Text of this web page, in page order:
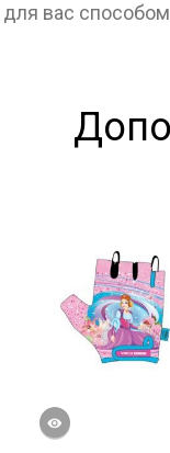
вас
В избранное